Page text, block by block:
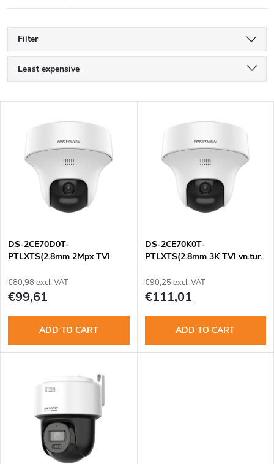
Filter
P
r
t
s
o
r
Least expensive
Alphabetically
o
f
p
o
DS-2CE70D0T-
PTLXTS(2.8mm 2Mpx TVI
€80,98 excl. VAT
€99,61
ADD TO CART
DS-2CE70K0T-
PTLXTS(2.8mm 3K TVI vn.tur.
€90,25 excl. VAT
€111,01
ADD TO CART